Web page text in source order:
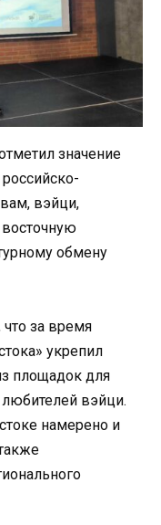
значение
вэйци,
обмену
за время
укрепил
площадок для
вэйци.
намерено и